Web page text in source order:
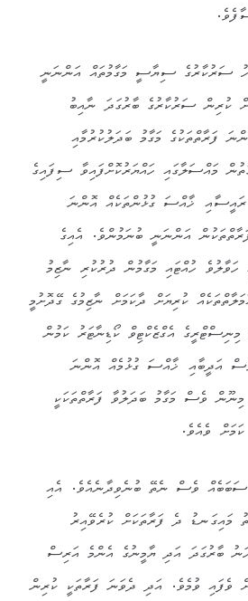
ސަރުކާރުގެ ސިޔާސީ މަގާމުތައް އަންނަނީ
ކުރިން ސަރުކާރުގެ ބާރުގަދަ ނާއިބު
ފަރާތްތަކުގެ މަގާމު ބަދަލުކުރުމާއި
މައްސަލާގައި ހައްޔަރުކޮށްފައިވާ ސިފައިގެ
ޚާއްސަ ގުޅުންތަކެއް އޮންނަ
އަންނަނީ ބުނަމުންވެ. އެއިގެ
ހުއްޓައި މަގާމުން ދުރުކުރި ނާޒިމު
ކުރިޔަށް ދާކަމަށް ނާޒިމުގެ ގޭދޮށުމީ
އެގްޒެކްޓިވް ކޯޑިނާޓަރު ކަމުން
އަދީބާއި ޚާއްސަ ގުޅުމެއް އޮންނަ
ވެސް މަގާމު ބަދަލުވާ ފަރާތްތަކަކީ
ވެއެވެ.
ވެސް ނެތޭ ބުނެވިދާނެއެވެ. އެއި
މައިގަނޑު ދެ ފަރާތަކަށް ކުރެވޭއިރު
ބާރުގަދަ އަދި ޔާމީނުގެ އެންމެ އަރިސް
ވެފައި ވުމެވެ. އަދި ދެވަނަ ފަރާތަކީ ކުރިން